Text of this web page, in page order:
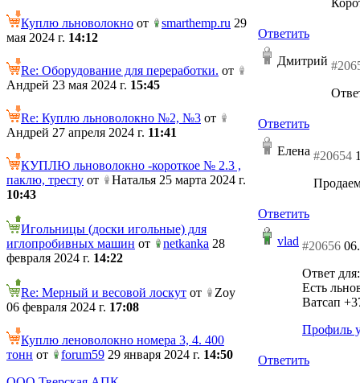
Куплю льноволокно от smarthemp.ru 29
мая 2024 г. 14:12
Re: Оборудование для переработки. от
Андрей 23 мая 2024 г. 15:45
Re: Куплю льноволокно №2, №3 от
Андрей 27 апреля 2024 г. 11:41
КУПЛЮ льноволокно -короткое № 2.3 ,
паклю, тресту от
Наталья 25 марта 2024 г.
10:43
Игольницы (доски игольные) для
иглопробивных машин от netkanka 28
февраля 2024 г. 14:22
Re: Мерный и весовой лоскут от
Zoy
06 февраля 2024 г. 17:08
Куплю леноволокно номера 3, 4. 400
тонн от forum59 29 января 2024 г. 14:50
Ответить
Дмитрий
Ответить
Елена #20654
Ответить
vlad #20656
Ответ
Есть
Ватсап
Профиль
Ответить